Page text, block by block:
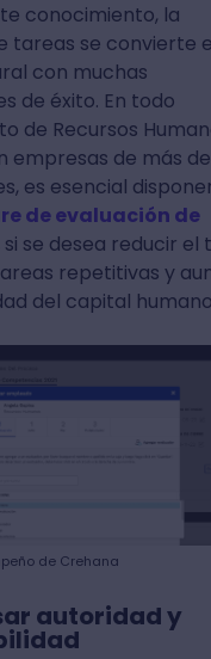
conocimiento, la
tareas se convierte
con muchas
de éxito. En todo
de Recursos
empresas de más
es esencial
de evaluación de
si se desea reducir el
repetitivas y
del capital
de Crehana
autoridad y